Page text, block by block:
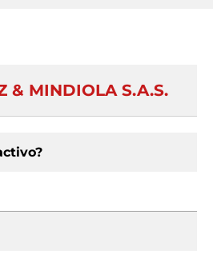
& MINDIOLA S.A.S.